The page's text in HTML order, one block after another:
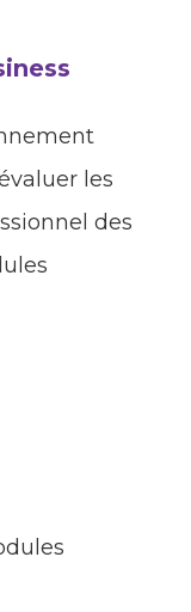
les
des